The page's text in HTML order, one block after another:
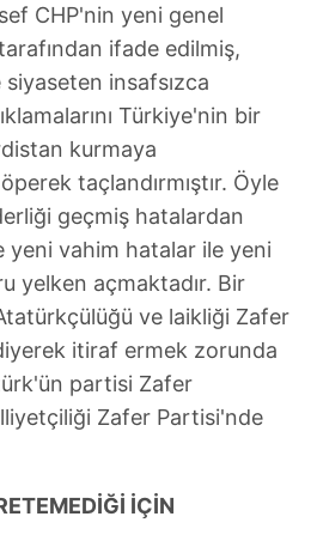
CHP'nin yeni genel
ifade edilmiş,
insafsızca
Türkiye'nin bir
kurmaya
taçlandırmıştır. Öyle
geçmiş hatalardan
yeni vahim hatalar ile yeni
yelken açmaktadır. Bir
ve laikliği Zafer
itiraf ermek zorunda
partisi Zafer
Zafer Partisi'nde
İÇİN